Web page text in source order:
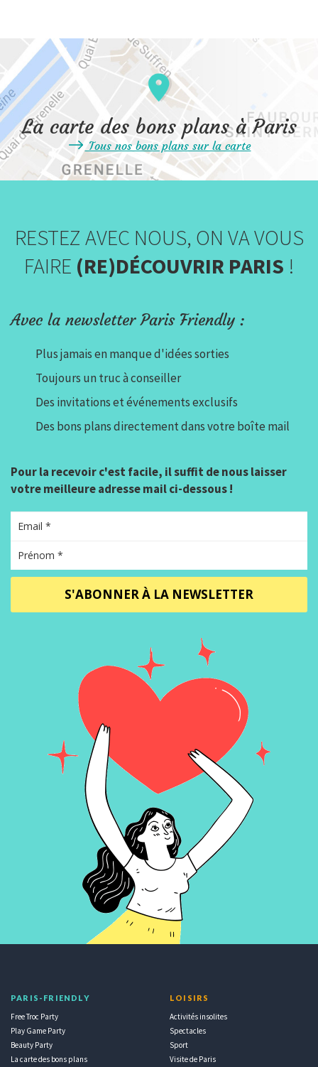
La carte des bons plans à Paris
Tous nos bons plans sur la carte
RESTEZ AVEC NOUS, ON VA VOUS
FAIRE (RE)DÉCOUVRIR PARIS !
Avec la newsletter Paris Friendly :
Plus jamais en manque d'idées sorties
Toujours un truc à conseiller
Des invitations et événements exclusifs
Des bons plans directement dans votre boîte mail
Pour la recevoir c'est facile, il suffit de nous laisser
votre meilleure adresse mail ci-dessous !
S'ABONNER À LA NEWSLETTER
PARIS-FRIENDLY
Free Troc Party
Play Game Party
Beauty Party
La carte des bons plans
LOISIRS
Activités insolites
Spectacles
Sport
Visite de Paris